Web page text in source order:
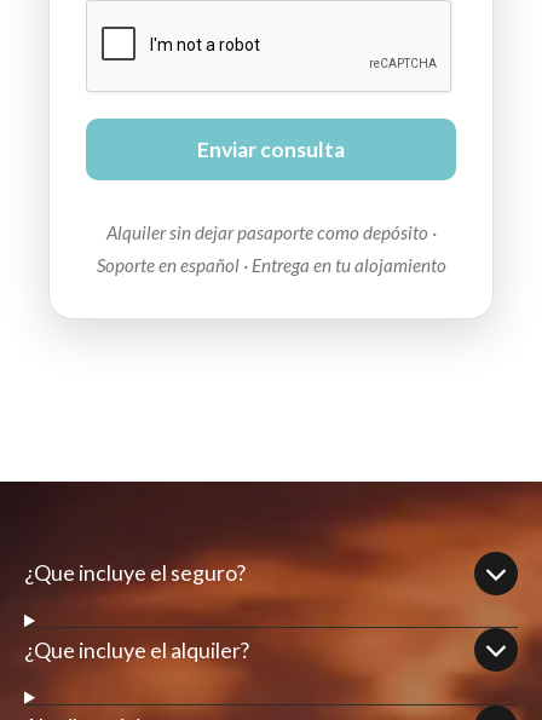
Enviar consulta
Alquiler sin dejar pasaporte como depósito ·
Soporte en español · Entrega en tu alojamiento
¿Que incluye el seguro?
¿Que incluye el alquiler?